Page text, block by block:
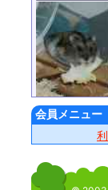
会員メニュー